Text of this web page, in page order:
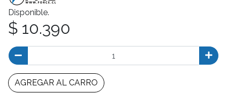
Disponible.
$ 10.390
AGREGAR AL CARRO